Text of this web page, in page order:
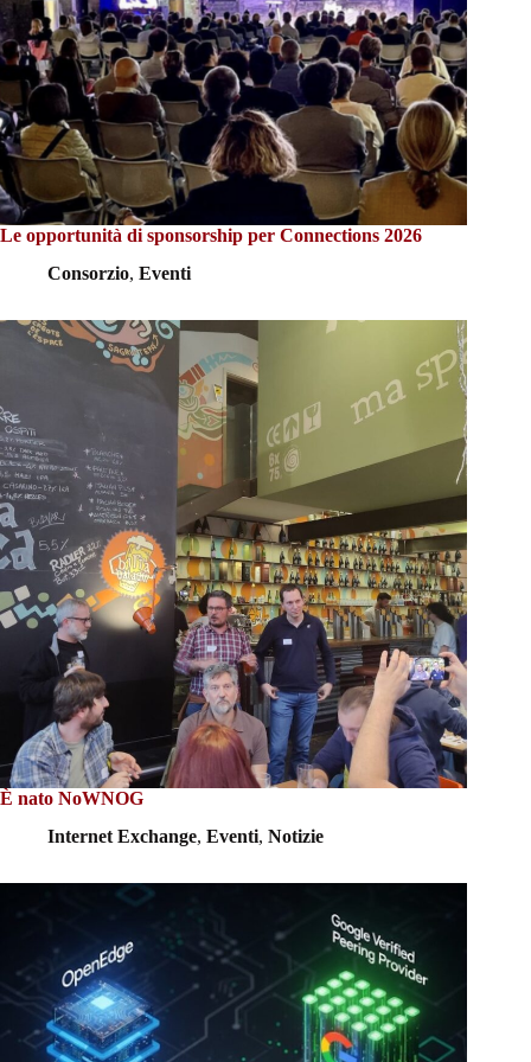
Le opportunità di sponsorship per Connections 2026
Consorzio, Eventi
È nato NoWNOG
Internet Exchange, Eventi, Notizie